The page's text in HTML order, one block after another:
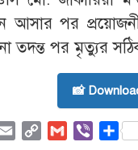
আসার পর
তদন্ত‌ পর মৃত্যুর
📸
Email
Copy
Gmail Viber